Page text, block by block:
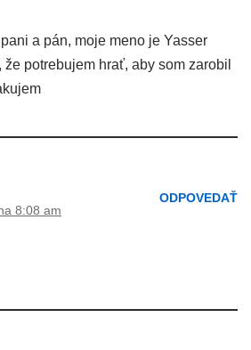
a pán, moje meno je Yasser
že potrebujem hrať, aby som zarobil
8:08 am
ODPOVEDAŤ